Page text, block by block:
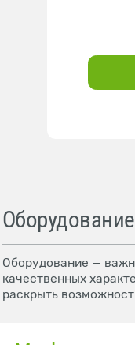
Оборудование
Оборудование —
качественных
раскрыть